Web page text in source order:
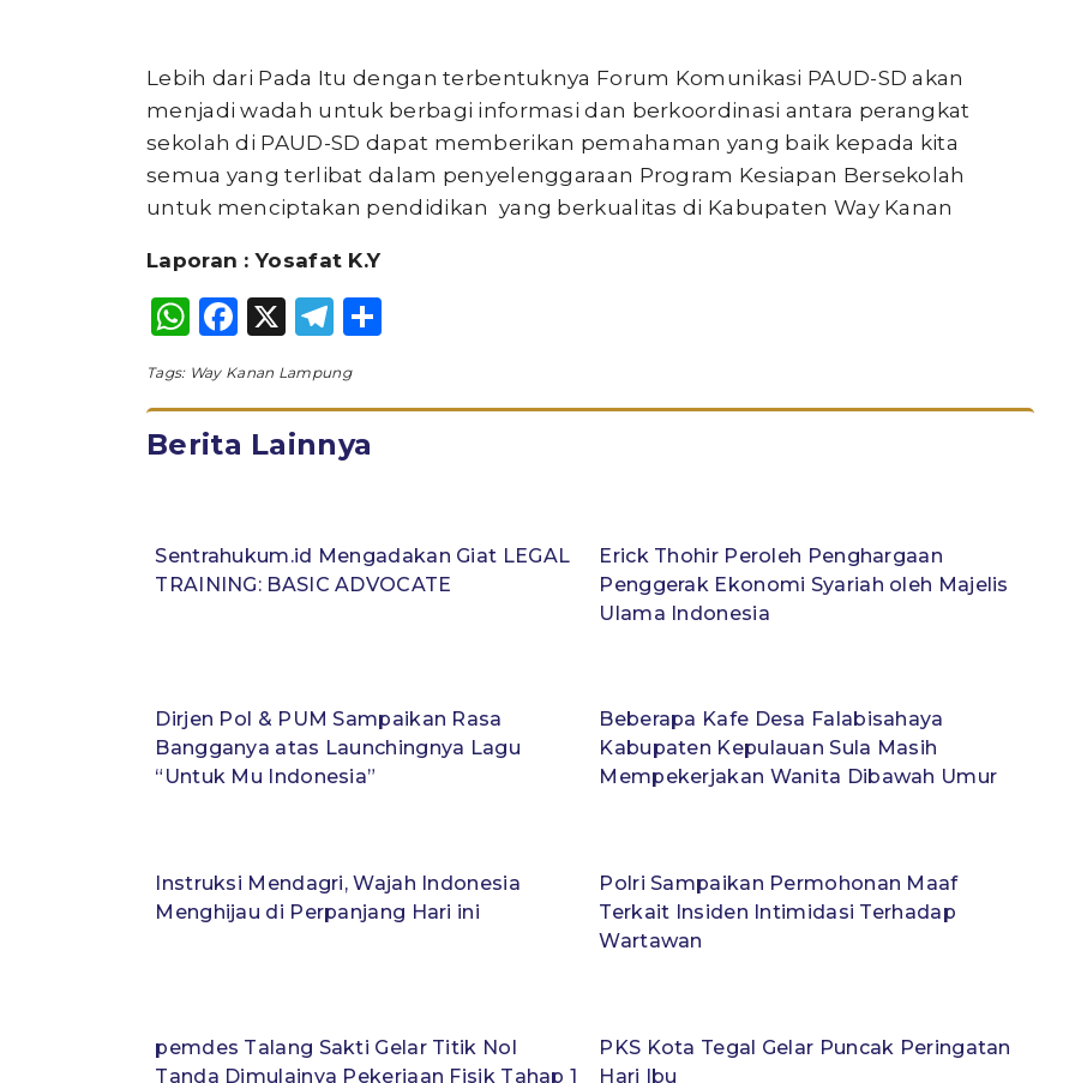
Lebih dari Pada Itu dengan terbentuknya Forum Komunikasi PAUD-SD akan
menjadi wadah untuk berbagi informasi dan berkoordinasi antara perangkat
sekolah di PAUD-SD dapat memberikan pemahaman yang baik kepada kita
semua yang terlibat dalam penyelenggaraan Program Kesiapan Bersekolah
untuk menciptakan pendidikan yang berkualitas di Kabupaten Way Kanan
Laporan : Yosafat K.Y
WhatsApp
Facebook
X Telegram
Tags: Way Kanan Lampung
Berita Lainnya
Sentrahukum.id Mengadakan Giat LEGAL
TRAINING: BASIC ADVOCATE
Erick Thohir Peroleh Penghargaan
Penggerak Ekonomi Syariah oleh Majelis
Ulama Indonesia
Dirjen Pol & PUM Sampaikan Rasa
Bangganya atas Launchingnya Lagu
“Untuk Mu Indonesia”
Beberapa Kafe Desa Falabisahaya
Kabupaten Kepulauan Sula Masih
Mempekerjakan Wanita Dibawah Umur
Instruksi Mendagri, Wajah Indonesia
Menghijau di Perpanjang Hari ini
Polri Sampaikan Permohonan Maaf
Terkait Insiden Intimidasi Terhadap
Wartawan
pemdes Talang Sakti Gelar Titik Nol
Tanda Dimulainya Pekerjaan Fisik Tahap 1
PKS Kota Tegal Gelar Puncak Peringatan
Hari Ibu